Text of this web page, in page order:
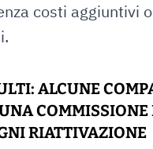
costi aggiuntivi o
ALCUNE
RIATTIVAZIONE